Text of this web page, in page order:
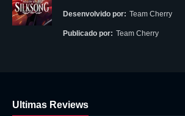
Desenvolvido por: Team Cherry
Publicado por: Team Cherry
Ultimas Reviews